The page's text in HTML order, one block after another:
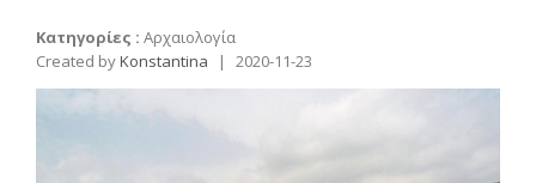
Κατηγορίες : Αρχαιολογία
Created byKonstantina | 2020-11-23